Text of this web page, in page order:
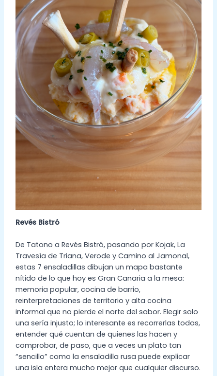
Revés Bistró
De Tatono a Revés Bistró, pasando por Kojak, La
Travesía de Triana, Verode y Camino al Jamonal,
estas 7 ensaladillas dibujan un mapa bastante
nítido de lo que hoy es Gran Canaria a la mesa:
memoria popular, cocina de barrio,
reinterpretaciones de territorio y alta cocina
informal que no pierde el norte del sabor. Elegir solo
una sería injusto; lo interesante es recorrerlas todas,
entender qué cuentan de quienes las hacen y
comprobar, de paso, que a veces un plato tan
“sencillo” como la ensaladilla rusa puede explicar
una isla entera mucho mejor que cualquier discurso.